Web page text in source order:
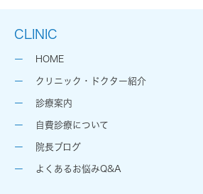
CLINIC
HOME
クリニック・ドクター紹介
診療案内
自費診療について
院長ブログ
よくあるお悩みQ&A